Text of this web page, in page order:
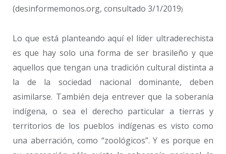
(desinformemonos.org, consultado 3/1/2019)
Lo que está planteando aquí el líder ultraderechista
es que hay solo una forma de ser brasileño y que
aquellos que tengan una tradición cultural distinta a
la de la sociedad nacional dominante, deben
asimilarse. También deja entrever que la soberanía
indígena, o sea el derecho particular a tierras y
territorios de los pueblos indígenas es visto como
una aberración, como “zoológicos”. Y es porque en